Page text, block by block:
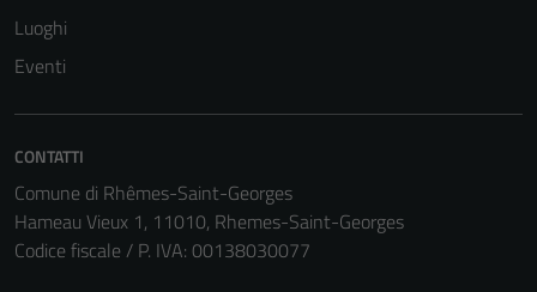
Luoghi
Eventi
CONTATTI
Comune di Rhêmes-Saint-Georges
Hameau Vieux 1, 11010, Rhemes-Saint-Georges
Codice fiscale / P. IVA: 00138030077